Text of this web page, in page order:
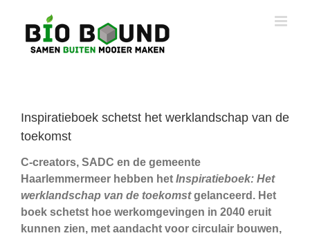
inhoud
Inspiratieboek schetst het werklandschap van de
toekomst
C-creators, SADC en de gemeente
Haarlemmermeer hebben het Inspiratieboek: Het
werklandschap van de toekomstgelanceerd. Het
boek schetst hoe werkomgevingen in 2040 eruit
kunnen zien, met aandacht voor circulair bouwen,